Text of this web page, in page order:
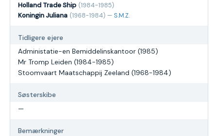
Holland Trade Ship (1984-1985)
Koningin Juliana (1968-1984) — S.M.Z.
Tidligere ejere
Administatie-en Bemiddelinskantoor (1985)
Mr Tromp Leiden (1984-1985)
Stoomvaart Maatschappij Zeeland (1968-1984)
Søsterskibe
—
Bemærkninger